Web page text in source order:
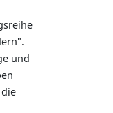
und